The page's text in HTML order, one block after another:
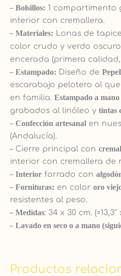
– Bolsillos: 1 compartimento
interior con cremallera.
– Materiales: Lonas de
color crudo y verdo
encerada (primera
– Estampado: Diseño de
escarabajo pelotero al
en familia. Estampado a mano
grabados al linóleo y tintas
– Confección artesanal en
(Andalucía).
– Cierre principal con
interior con cremallera de
– Interior forrado con
– Fornituras: en color oro
resistentes al peso.
– Medidas: 34 x 30 cm. (=13,3″
– Lavado en seco o a mano
Productos